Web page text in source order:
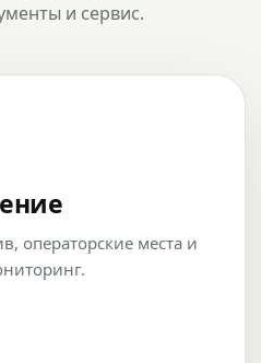
и сервис.
операторские места и